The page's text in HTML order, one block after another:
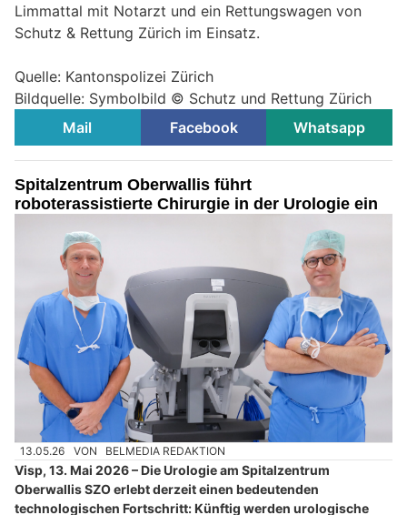
Limmattal mit Notarzt und ein Rettungswagen von
Schutz & Rettung Zürich im Einsatz.
Quelle: Kantonspolizei Zürich
Bildquelle: Symbolbild © Schutz und Rettung Zürich
Mail
Facebook Whatsapp
Spitalzentrum Oberwallis führt
roboterassistierte Chirurgie in der Urologie ein
13.05.26 VON BELMEDIA REDAKTION
Visp, 13. Mai 2026 – Die Urologie am Spitalzentrum
Oberwallis SZO erlebt derzeit einen bedeutenden
technologischen Fortschritt: Künftig werden urologische